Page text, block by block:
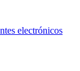
electrónicos